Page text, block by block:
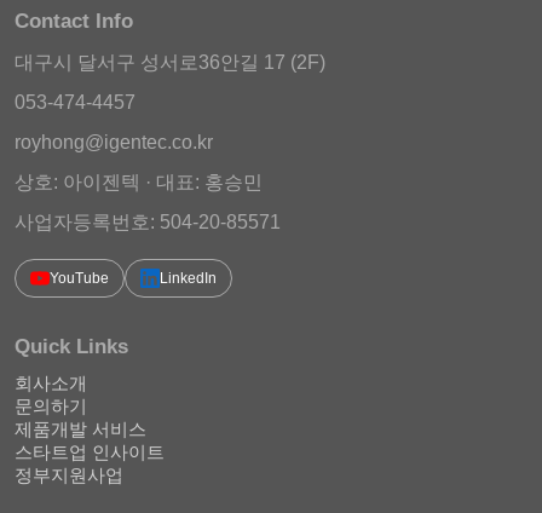
Contact Info
대구시 달서구 성서로36안길 17 (2F)
053-474-4457
royhong@igentec.co.kr
상호: 아이젠텍 · 대표: 홍승민
사업자등록번호: 504-20-85571
YouTube LinkedIn
Quick Links
회사소개
문의하기
제품개발 서비스
스타트업 인사이트
정부지원사업